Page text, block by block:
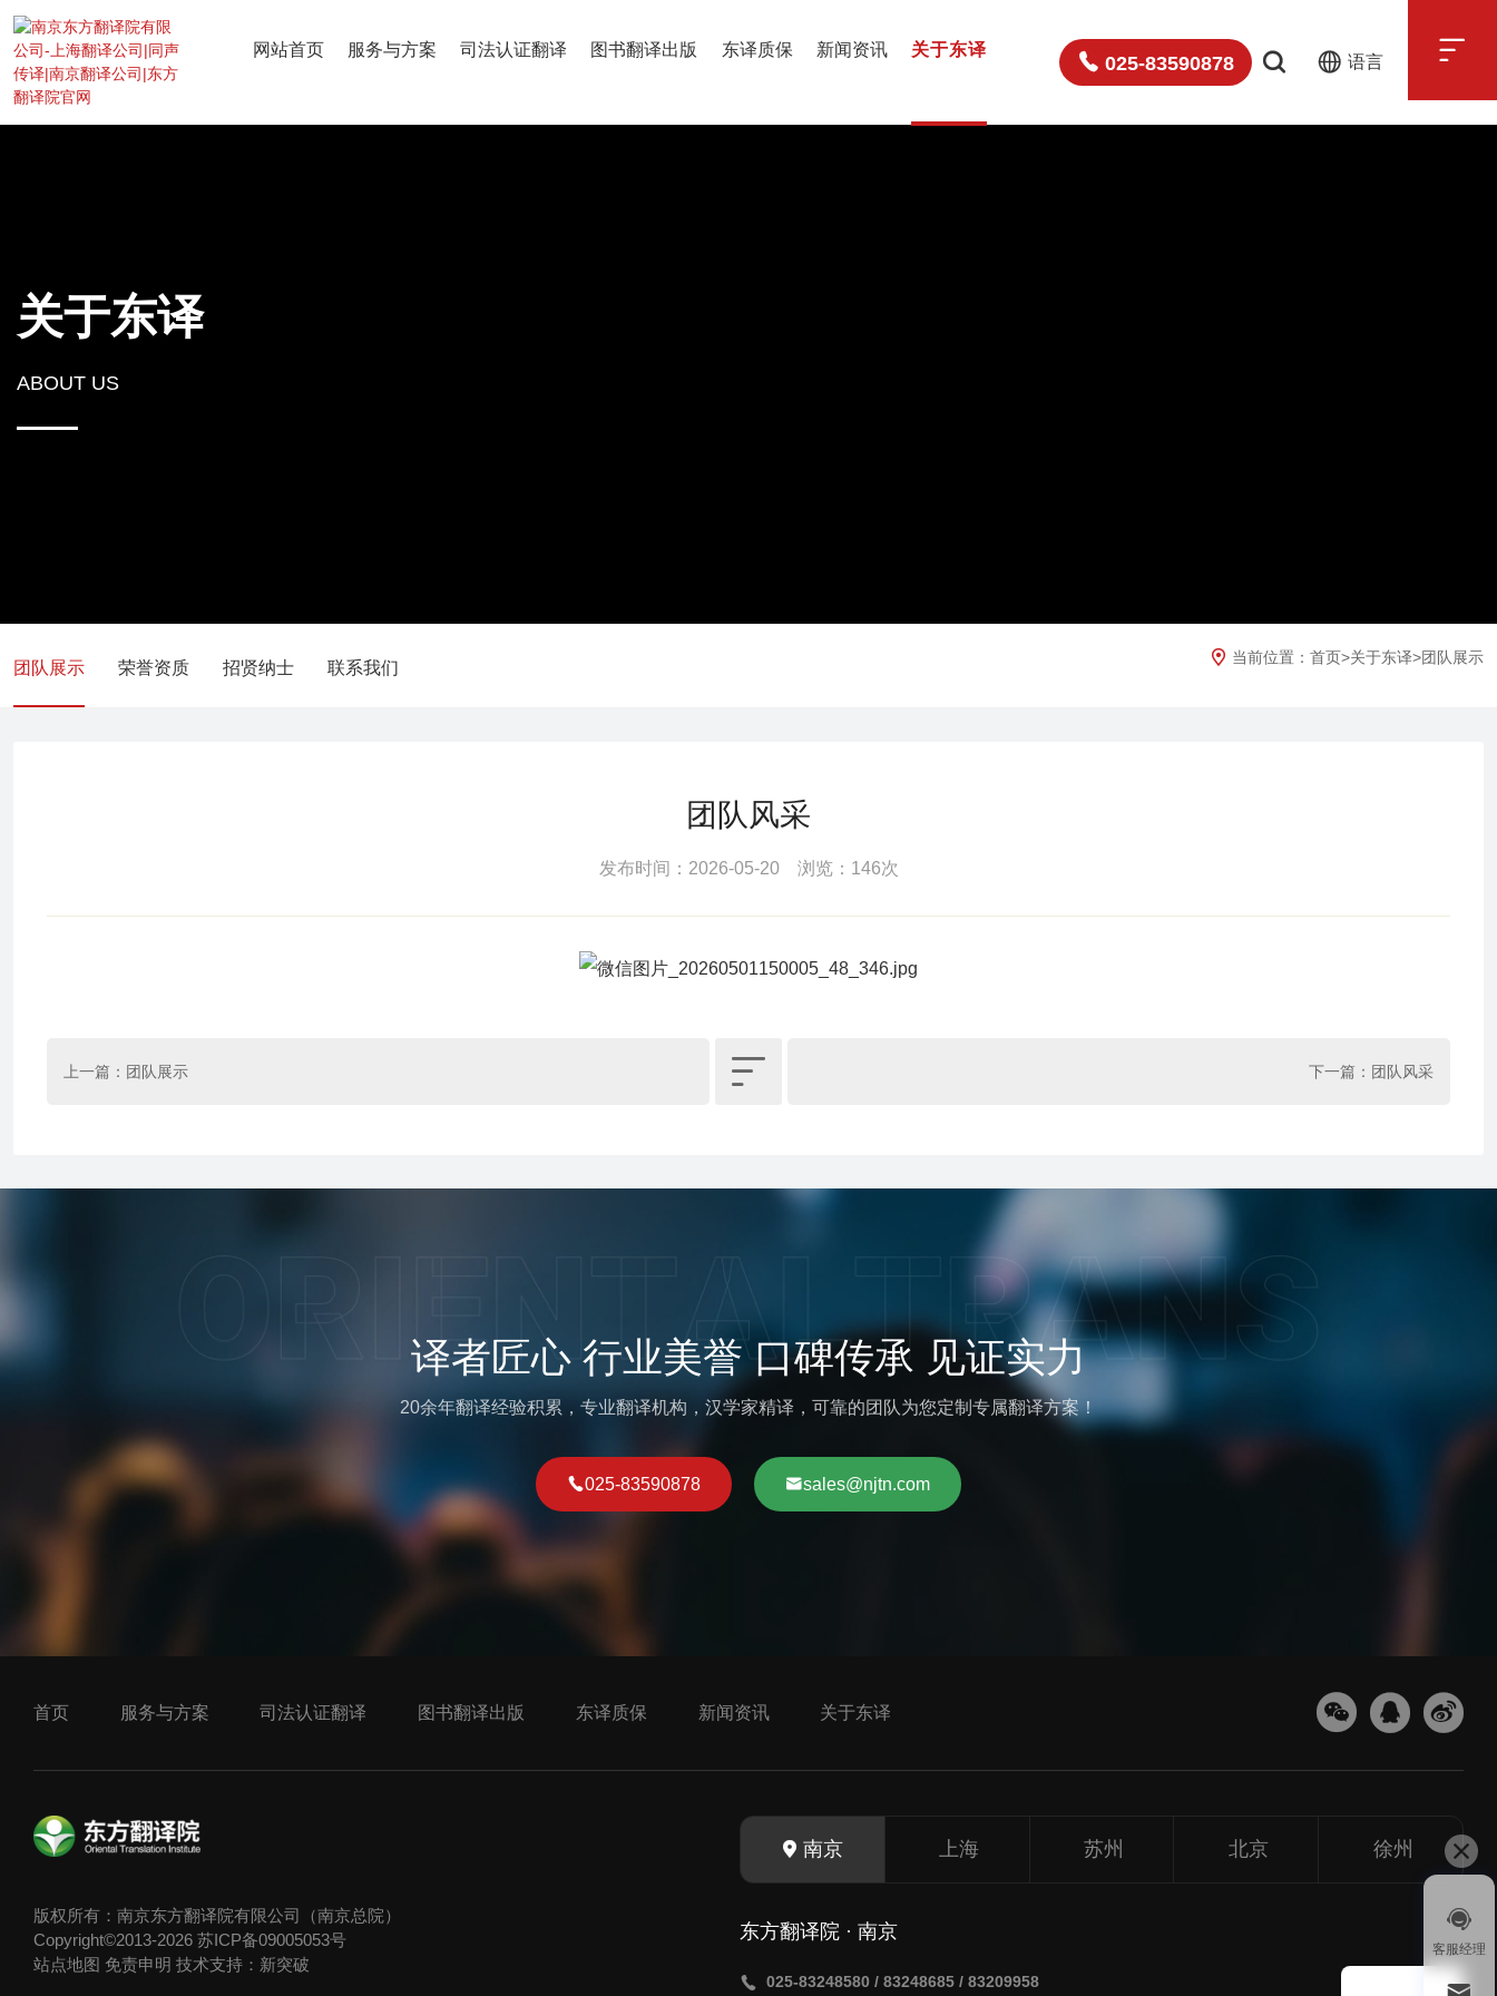
网站首页 服务与方案 司法认证翻译 图书翻译出版 东译质保 新闻资讯 关于东译
025-83590878 语言 
关于东译
ABOUT US
团队展示 荣誉资质 招贤纳士 联系我们
当前位置： 首页>关于东译>团队展示
团队风采
发布时间：2026-05-20 浏览：146次
上一篇： 团队展示  下一篇： 团队风采
译者匠心 行业美誉 口碑传承 见证实力
20余年翻译经验积累，专业翻译机构，汉学家精译，可靠的团队为您定制专属翻译方案！
025-83590878 sales@njtn.com
首页 服务与方案 司法认证翻译 图书翻译出版 东译质保 新闻资讯 关于东译
版权所有：南京东方翻译院有限公司（南京总院）
Copyright©2013-2026 苏ICP备09005053号
站点地图 免责申明 技术支持：新突破
南京 上海 苏州 北京 徐州
东方翻译院 · 南京
025-83248580 / 83248685 / 83209958
客服经理
1v1
微信扫